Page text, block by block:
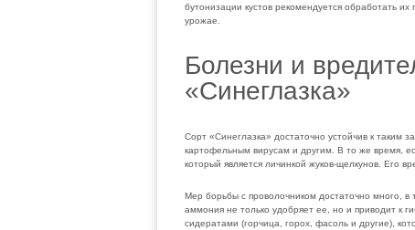
бутонизации кустов рекомендуется обработать
урожае.
Болезни и
«Синеглазка»
Сорт «Синеглазка» достаточно устойчив к таким
картофельным вирусам и другим. В то же время,
который является личинкой жуков-щелкунов. Его
Мер борьбы с проволочником достаточно много,
аммония не только удобряет ее, но и приводит к
сидератами (горчица, горох, фасоль и другие),